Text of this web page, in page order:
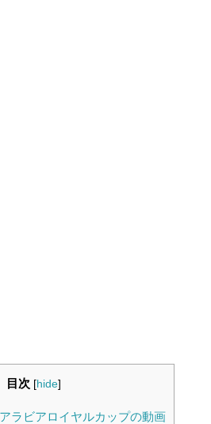
目次 [hide]
ラビアロイヤルカップの動画